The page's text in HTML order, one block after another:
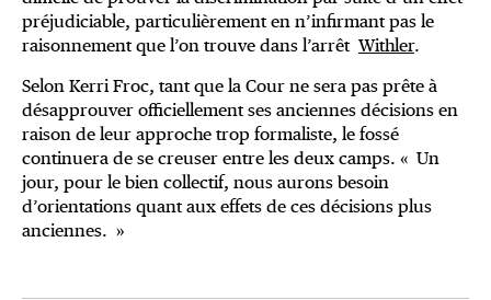
préjudiciable, particulièrement en n’infirmant pas le
raisonnement que l’on trouve dans l’arrêt Withler.
Selon Kerri Froc, tant que la Cour ne sera pas prête à
désapprouver officiellement ses anciennes décisions en
raison de leur approche trop formaliste, le fossé
continuera de se creuser entre les deux camps. « Un
jour, pour le bien collectif, nous aurons besoin
d’orientations quant aux effets de ces décisions plus
anciennes. »